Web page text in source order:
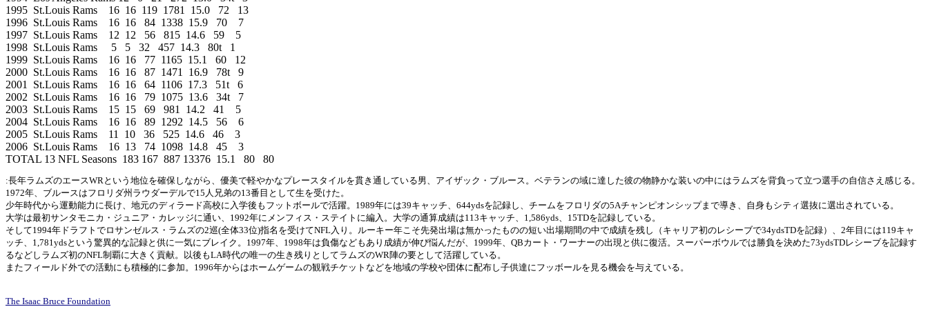
1995  St.Louis Rams    16  16  119  1781  15.0   72   13
1996  St.Louis Rams    16  16   84  1338  15.9   70    7
1997  St.Louis Rams    12  12   56   815  14.6   59    5
1998  St.Louis Rams     5   5   32   457  14.3   80t   1
1999  St.Louis Rams    16  16   77  1165  15.1   60   12
2000  St.Louis Rams    16  16   87  1471  16.9   78t   9
2001  St.Louis Rams    16  16   64  1106  17.3   51t   6
2002  St.Louis Rams    16  16   79  1075  13.6   34t   7
2003  St.Louis Rams    15  15   69   981  14.2   41    5
2004  St.Louis Rams    16  16   89  1292  14.5   56    6
2005  St.Louis Rams    11  10   36   525  14.6   46    3
2006  St.Louis Rams    16  13   74  1098  14.8   45    3
:長年ラムズのエースWRという地位を確保しながら、優美で軽やかなプレースタイルを貫き通している男、アイザック・ブルース。ベテランの域に達した彼の物静かな装いの中にはラムズを背負って立つ選手の自信さえ感じる。
1972年、ブルースはフロリダ州ラウダーデルで15人兄弟の13番目として生を受けた。
少年時代から運動能力に長け、地元のディラード高校に入学後もフットボールで活躍。1989年には39キャッチ、644ydsを記録し、チームをフロリダの5Aチャンピオンシップまで導き、自身もシティ選抜に選出されている。
大学は最初サンタモニカ・ジュニア・カレッジに通い、1992年にメンフィス・ステイトに編入。大学の通算成績は113キャッチ、1,586yds、15TDを記録している。
そして1994年ドラフトでロサンゼルス・ラムズの2巡(全体33位)指名を受けてNFL入り。ルーキー年こそ先発出場は無かったものの短い出場期間の中で成績を残し（キャリア初のレシーブで34ydsTDを記録）、2年目には119キャ
ッチ、1,781ydsという驚異的な記録と供に一気にブレイク。1997年、1998年は負傷などもあり成績が伸び悩んだが、1999年、QBカート・ワーナーの出現と供に復活。スーパーボウルでは勝負を決めた73ydsTDレシーブを記録す
るなどしラムズ初のNFL制覇に大きく貢献。以後もLA時代の唯一の生き残りとしてラムズのWR陣の要として活躍している。
またフィールド外での活動にも積極的に参加。1996年からはホームゲームの観戦チケットなどを地域の学校や団体に配布し子供達にフッボールを見る機会を与えている。
The Isaac Bruce Foundation